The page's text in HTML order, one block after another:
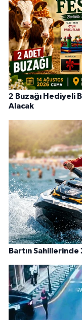
2 Buzağı Hediyeli
Alacak
Bartın